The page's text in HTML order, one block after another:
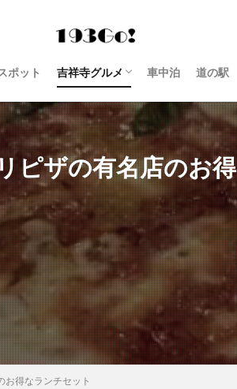
ポット 吉祥寺グルメ
西荻窪 グルメ
車中泊 道の駅
ザの有名店のお得
得なランチセット